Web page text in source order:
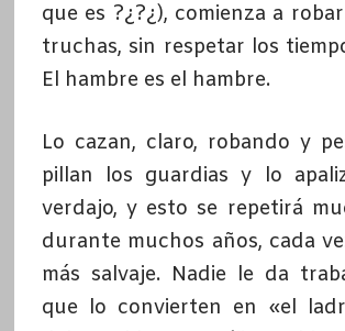
que es ?¿?¿), comienza a
truchas, sin respetar los
El hambre es el hambre.
Lo cazan, claro, robando y
pillan los guardias y lo
verdajo, y esto se repetirá
durante muchos años, cada
más salvaje. Nadie le da
que lo convierten en «el